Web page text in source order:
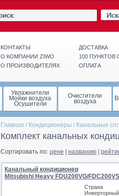
КОНТАКТЫ
О КОМПАНИИ ZIWO
О ПРОИЗВОДИТЕЛЯХ
ДОСТАВКА
100
ОПЛАТА
Увлажнители
Мойки воздуха
Осушители
Очистители
воздуха
Главная / Кондиционеры / Канальные
Комплект канальных
Сортировать по: цене названию
Канальный кондиционер
Mitsubishi Heavy FDU200VG/
Страна
Инверторный